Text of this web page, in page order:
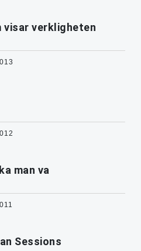
visar verkligheten
man va
Sessions